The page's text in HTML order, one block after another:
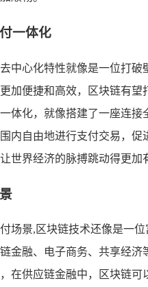
一体化
中心化特性就像是一位打破
加便捷和高效，区块链有望
体化，就像搭建了一座连接
内自由地进行支付交易，促
世界经济的脉搏跳动得更加
场景,区块链技术还像是一
金融、电子商务、共享经济
在供应链金融中，区块链可